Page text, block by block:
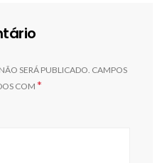
SERÁ PUBLICADO. CAMPOS
COM *